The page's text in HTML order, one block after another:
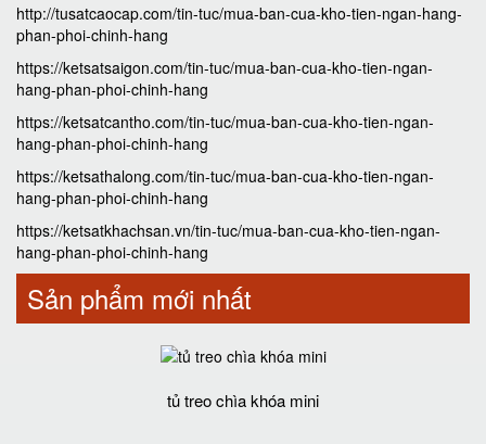
http://tusatcaocap.com/tin-tuc/mua-ban-cua-kho-tien-ngan-hang-
phan-phoi-chinh-hang
https://ketsatsaigon.com/tin-tuc/mua-ban-cua-kho-tien-ngan-
hang-phan-phoi-chinh-hang
https://ketsatcantho.com/tin-tuc/mua-ban-cua-kho-tien-ngan-
hang-phan-phoi-chinh-hang
https://ketsathalong.com/tin-tuc/mua-ban-cua-kho-tien-ngan-
hang-phan-phoi-chinh-hang
https://ketsatkhachsan.vn/tin-tuc/mua-ban-cua-kho-tien-ngan-
hang-phan-phoi-chinh-hang
Sản phẩm mới nhất
tủ treo chìa khóa mini